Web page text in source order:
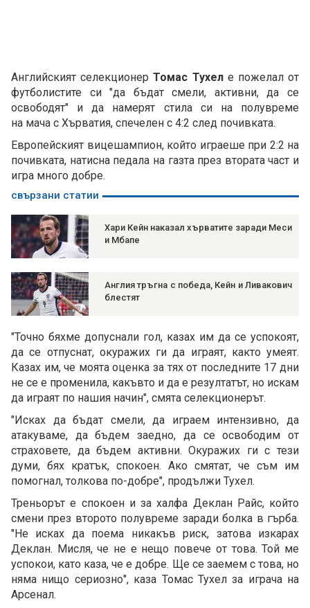
Английският селекционерТомас Тухеле пожелал от
футболистите си "да бъдат смели, активни, да се
освободят" и да намерят стила си на полувреме
на мача с Хърватия, спечелен с 4:2 след почивката.
Европейският вицешампион, който играеше при 2:2 на
почивката, натисна педала на газта през втората част и
игра много добре.
свързани статии
Хари Кейн наказал хърватите заради Меси
и Мбапе
Англия тръгна с победа, Кейн и Ливакович
блестят
"Точно бяхме допуснали гол, казах им да се успокоят,
да се отпуснат, окуражих ги да играят, както умеят.
Казах им, че моята оценка за тях от последните 17 дни
не се е променила, какъвто и да е резултатът, но искам
да играят по нашия начин", смята селекционерът.
"Исках да бъдат смели, да играем интензивно, да
атакуваме, да бъдем заедно, да се освободим от
страховете, да бъдем активни. Окуражих ги с тези
думи, бях кратък, спокоен. Ако смятат, че съм им
помогнал, толкова по-добре", продължи Тухел.
Треньорът е спокоен и за халфа Деклан Райс, който
смени през второто полувреме заради болка в гърба.
"Не исках да поема никакъв риск, затова изкарах
Деклан. Мисля, че не е нещо повече от това. Той ме
успокои, като каза, че е добре. Ще се заемем с това, но
няма нищо сериозно", каза Томас Тухел за играча на
Арсенал.